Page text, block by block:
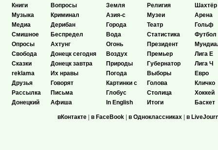
Книги
Музыка
Медиа
Смишное
Опросы
Свобода
Сказки
reklama
Друзья
Рассылка
Донецкий
Вопросы
Криминал
Дерибан
Беспредел
Ахтунг
Донецк сегодня
Донецк завтра
Их нравы
Говорят
Письма
Афиша
Земля
Азия-с
Города
Вода
Огонь
Воздух
Природы
Погода
Картинки с
Глобус
In English
Религия
Музеи
Театр
Статистика
Президент
Премьер
Губернатор
Выборы
Голова
Столица
Итоги
Шахтёр
Арена
Гольф
Футбол
Лига Е
Лига Ч
Евро
Кличко
Хоккей
Баскет
вКонтакте в FaceBook в Одноклассниках в